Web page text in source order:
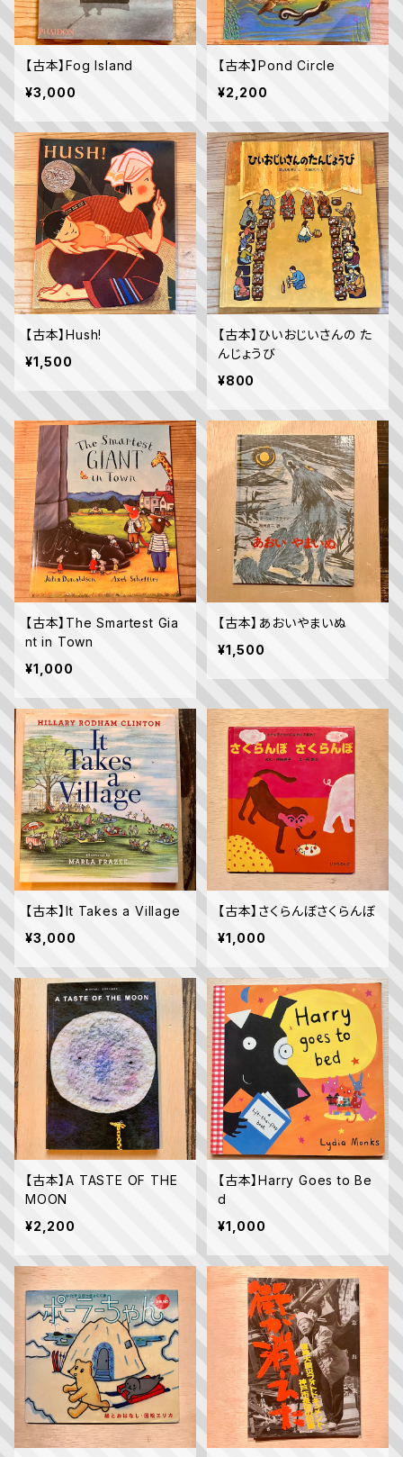
【古本】Fog Island
¥3,000
【古本】Pond Circle
¥2,200
【古本】Hush!
¥1,500
【古本】ひいおじいさんの た
んじょうび
¥800
【古本】The Smartest Gia
nt in Town
¥1,000
【古本】あおいやまいぬ
¥1,500
【古本】It Takes a Village
¥3,000
【古本】さくらんぼさくらんぼ
¥1,000
【古本】A TASTE OF THE
MOON
¥2,200
【古本】Harry Goes to Be
d
¥1,000